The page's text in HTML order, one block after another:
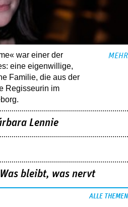
war einer der
eine eigenwillige,
­Familie, die aus der
Regisseurin im
MEHR
Lennie
bleibt, was nervt
ALLE THEMEN